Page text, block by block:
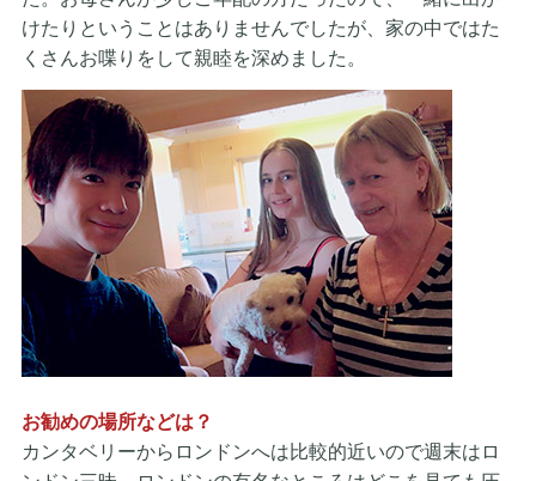
けたりということはありませんでしたが、家の中ではた
くさんお喋りをして親睦を深めました。
お勧めの場所などは？
カンタベリーからロンドンへは比較的近いので週末はロ